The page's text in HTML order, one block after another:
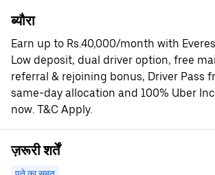
ब्यौरा
Earn up to Rs.40,000/month with
Low deposit, dual driver option, free
referral & rejoining bonus, Driver Pass
same-day allocation and 100% Uber
now. T&C Apply.
ज़रूरी शर्तें